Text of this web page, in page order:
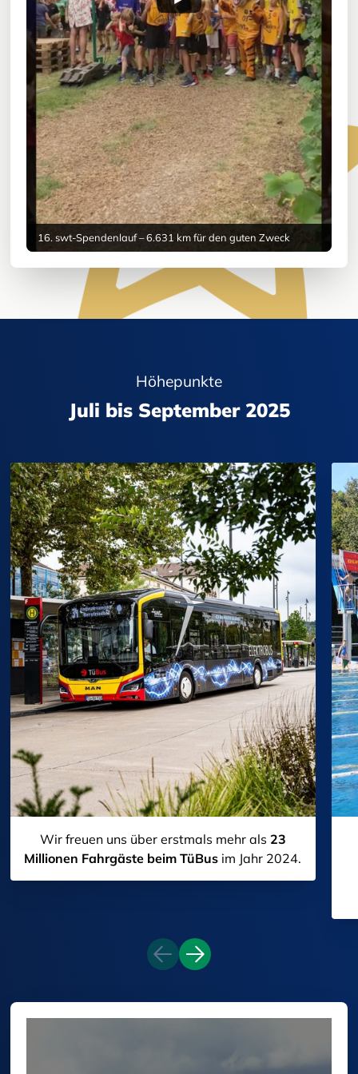
16. swt-Spendenlauf – 6.631 km für den guten Zweck
Höhepunkte
Juli bis September 2025
Wir freuen uns über erstmals mehr als 23
Millionen Fahrgäste beim TüBus im Jahr 2024.